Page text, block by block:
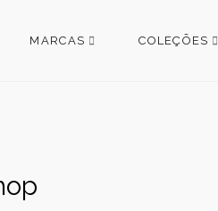
MARCAS COLEÇÕES